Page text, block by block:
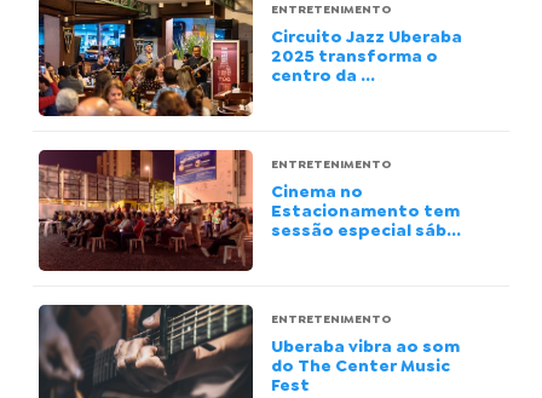
ENTRETENIMENTO
Circuito Jazz Uberaba
2025 transforma o
centro da ...
ENTRETENIMENTO
Cinema no
Estacionamento tem
sessão especial sáb...
ENTRETENIMENTO
Uberaba vibra ao som
do The Center Music
Fest